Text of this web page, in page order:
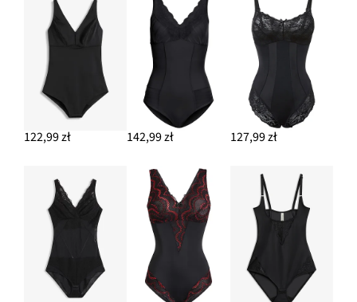
122,99 zł 142,99 zł 127,99 zł